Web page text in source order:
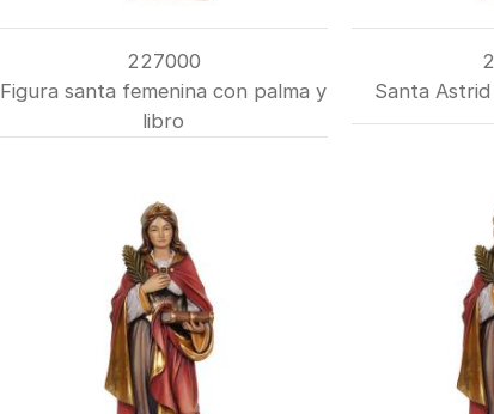
227000
Figura santa femenina con palma y
libro
Santa